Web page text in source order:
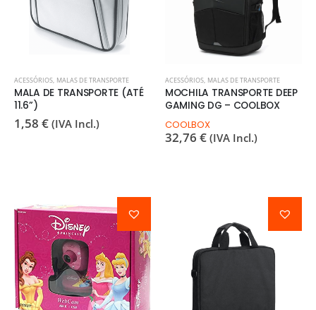
ACESSÓRIOS, MALAS DE TRANSPORTE
MALA DE TRANSPORTE (ATÉ
11.6”)
1,58 € (IVA Incl.)
ACESSÓRIOS, MALAS DE TRANSPORTE
MOCHILA TRANSPORTE DEEP
GAMING DG – COOLBOX
COOLBOX
32,76 € (IVA Incl.)